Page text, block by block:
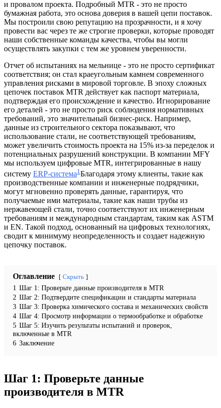
и провалом проекта. Подробный MTR - это не просто
бумажная работа, это основа доверия в вашей цепи поставок.
Мы построили свою репутацию на прозрачности, и я хочу
провести вас через те же строгие проверки, которые проводят
наши собственные команды качества, чтобы вы могли
осуществлять закупки с тем же уровнем уверенности.
Отчет об испытаниях на мельнице - это не просто сертификат
соответствия; он стал краеугольным камнем современного
управления рисками в мировой торговле. В эпоху сложных
цепочек поставок MTR действует как паспорт материала,
подтверждая его происхождение и качество. Игнорирование
его деталей - это не просто риск соблюдения нормативных
требований, это значительный бизнес-риск. Например,
данные из строительного сектора показывают, что
использование стали, не соответствующей требованиям,
может увеличить стоимость проекта на 15% из-за переделок и
потенциальных разрушений конструкции. В компании MFY
мы используем цифровые MTR, интегрированные в нашу
систему ERP-система1 Благодаря этому клиенты, такие как
производственные компании и инженерные подрядчики,
могут мгновенно проверять данные, гарантируя, что
получаемые ими материалы, такие как наши трубы из
нержавеющей стали, точно соответствуют их инженерным
требованиям и международным стандартам, таким как ASTM
и EN. Такой подход, основанный на цифровых технологиях,
сводит к минимуму неопределенность и создает надежную
цепочку поставок.
Оглавление Скрыть
1 Шаг 1: Проверьте данные производителя в MTR
2 Шаг 2: Подтвердите спецификации и стандарты материала
3 Шаг 3: Проверка химического состава и механических свойств
4 Шаг 4: Просмотр информации о термообработке и обработке
5 Шаг 5: Изучить результаты испытаний и проверок,
включенные в MTR
6 Заключение
Шаг 1: Проверьте данные
производителя в MTR